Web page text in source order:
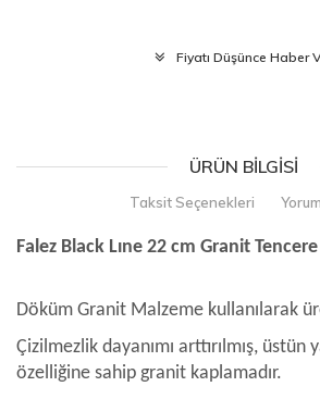
Fiyatı Düşünce Haber
ÜRÜN BILGISI
Taksit Seçenekleri
Falez Black Lıne 22 cm Granit
Döküm Granit Malzeme kullanılarak
Çizilmezlik dayanımı arttırılmış, üstün
özelliğine sahip granit kaplamadır.